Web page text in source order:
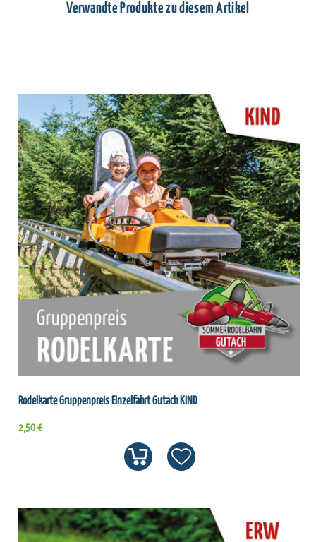
Verwandte Produkte zu diesem Artikel
Rodelkarte Gruppenpreis Einzelfahrt Gutach KIND
2,50 €